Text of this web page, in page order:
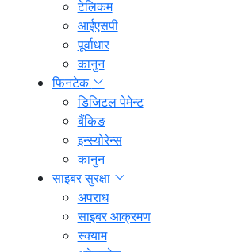
टेलिकम
आईएसपी
पूर्वाधार
कानुन
फिनटेक
डिजिटल पेमेन्ट
बैंकिङ
इन्स्योरेन्स
कानुन
साइबर सुरक्षा
अपराध
साइबर आक्रमण
स्क्याम